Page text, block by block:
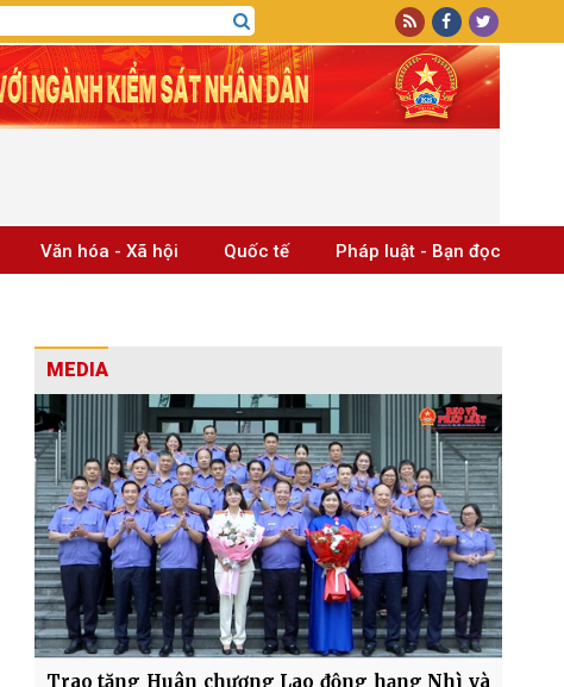
Văn hóa - Xã hội Quốc tế Pháp luật - Bạn đọc
MEDIA
Trao tặng Huân chương Lao động hạng Nhì và